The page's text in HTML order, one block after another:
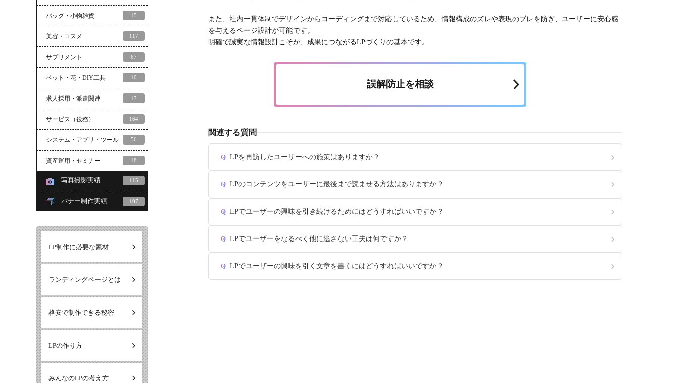
また、社内一貫体制でデザインからコーディングまで対応しているため、情報構成のズレや表現のブレを防ぎ、ユーザーに安心感
を与えるページ設計が可能です。
明確で誠実な情報設計こそが、成果につながるLPづくりの基本です。
誤解防止を相談
関連する質問
Q LPを再訪したユーザーへの施策はありますか？
Q LPのコンテンツをユーザーに最後まで読ませる方法はありますか？
Q LPでユーザーの興味を引き続けるためにはどうすればいいですか？
Q LPでユーザーをなるべく他に逃さない工夫は何ですか？
Q LPでユーザーの興味を引く文章を書くにはどうすればいいですか？
バッグ・小物雑貨 15
美容・コスメ 117
サプリメント 67
ペット・花・DIY工具 10
求人採用・派遣関連 17
サービス（役務） 164
システム・アプリ・ツール 56
資産運用・セミナー 18
写真撮影実績 115
バナー制作実績 107
LP制作に必要な素材
ランディングページとは
格安で制作できる秘密
LPの作り方
みんなのLPの考え方